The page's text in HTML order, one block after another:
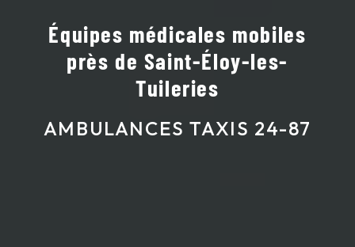
Équipes médicales mobiles
près de Saint-Éloy-les-
Tuileries
AMBULANCES TAXIS 24-87